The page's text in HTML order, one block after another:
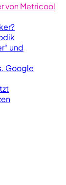
von Metricool
und
Google